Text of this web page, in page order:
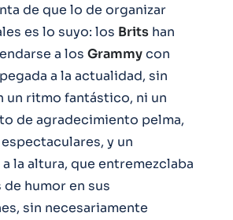
de que lo de organizar
es lo suyo: los Brits han
a los Grammycon
a la actualidad, sin
un ritmo fantástico, ni un
de agradecimiento pelma,
y un
la altura, que entremezclaba
humor en sus
sin necesariamente